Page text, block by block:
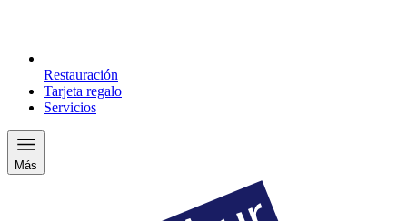
Restauración
Tarjeta regalo
Servicios
Más